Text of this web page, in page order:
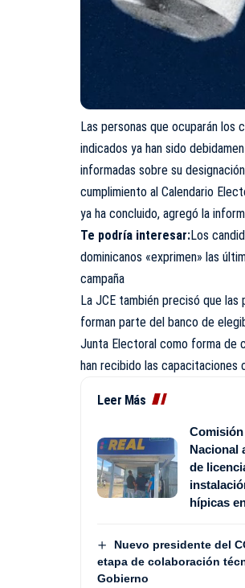
Las personas que ocuparán los
indicados ya han sido
informadas sobre su
cumplimiento al Calendario
ya ha concluido, agregó la
Te podría interesar:Los
dominicanos «exprimen» las
campaña
La JCE también precisó que las
forman parte del banco de
Junta Electoral como forma de
han recibido las capacitaciones
Leer Más
Nacional
de
hípicas
Nuevo presidente del
etapa de colaboración
Gobierno